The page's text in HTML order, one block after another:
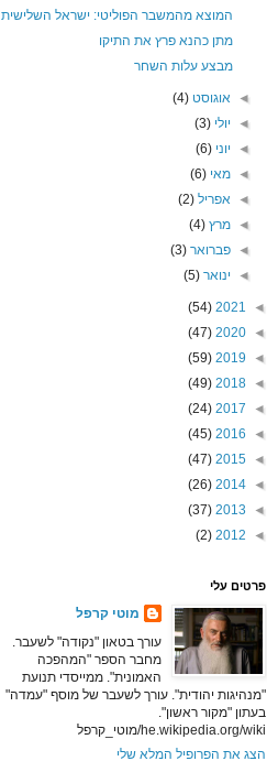
המוצא מהמשבר הפוליטי: ישראל השלישית
מתן כהנא פרץ את התיקו
מבצע עלות השחר
◄ אוגוסט(4)
◄ יולי(3)
◄ יוני(6)
◄מאי(6)
◄ אפריל(2)
◄מרץ(4)
◄פברואר(3)
◄ ינואר(5)
◄
2021
(54)
◄
2020
(47)
◄
2019
(59)
◄
2018
(49)
◄
2017
(24)
◄
2016
(45)
◄
2015
(47)
◄
2014
(26)
◄
2013
(37)
◄
2012
(2)
פרטים עלי
מוטי קרפל
עורך בטאון "נקודה" לשעבר.
מחבר הספר "המהפכה
האמונית". ממייסדי תנועת
"מנהיגות יהודית". עורך לשעבר של מוסף "עמדה"
בעתון "מקור ראשון".
he.wikipedia.org/wiki/מוטי_קרפל
הצג את הפרופיל המלא שלי